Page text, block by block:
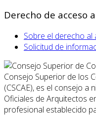
Derecho de acceso
Sobre el derecho
Solicitud de
Consejo Superior de los
(CSCAE), es el consejo a
Oficiales de Arquitectos
profesional establecido